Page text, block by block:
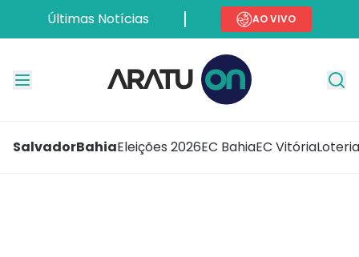
Últimas Notícias AO VIVO
SalvadorBahiaEleições 2026EC BahiaEC Vitória